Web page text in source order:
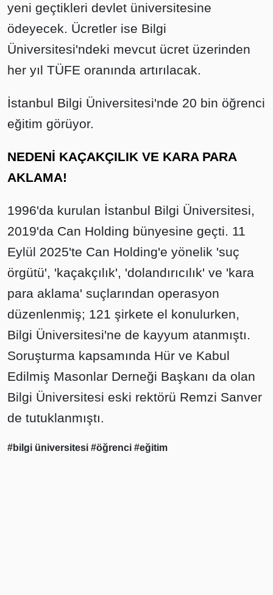
yeni geçtikleri devlet üniversitesine
ödeyecek. Ücretler ise Bilgi
Üniversitesi'ndeki mevcut ücret üzerinden
her yıl TÜFE oranında artırılacak.
İstanbul Bilgi Üniversitesi'nde 20 bin öğrenci
eğitim görüyor.
NEDENİ KAÇAKÇILIK VE KARA PARA
AKLAMA!
1996'da kurulan İstanbul Bilgi Üniversitesi,
2019'da Can Holding bünyesine geçti. 11
Eylül 2025'te Can Holding'e yönelik 'suç
örgütü', 'kaçakçılık', 'dolandırıcılık' ve 'kara
para aklama' suçlarından operasyon
düzenlenmiş; 121 şirkete el konulurken,
Bilgi Üniversitesi'ne de kayyum atanmıştı.
Soruşturma kapsamında Hür ve Kabul
Edilmiş Masonlar Derneği Başkanı da olan
Bilgi Üniversitesi eski rektörü Remzi Sanver
de tutuklanmıştı.
#bilgi üniversitesi #öğrenci #eğitim